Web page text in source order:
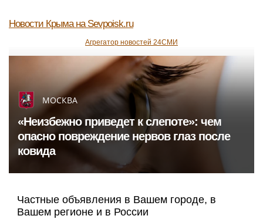
Новости Крыма на Sevpoisk.ru
Агрегатор новостей 24СМИ
МОСКВА
«Неизбежно приведет к слепоте»: чем
опасно повреждение нервов глаз после
ковида
Частные объявления в Вашем городе, в
Вашем регионе и в России